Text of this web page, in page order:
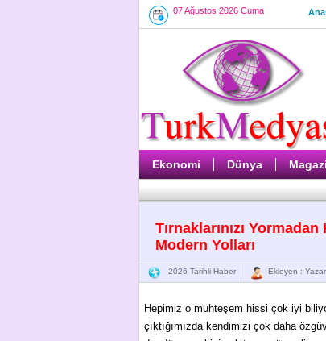
07 Ağustos 2026 Cuma
Ekonomi Dünya
Tırnaklarınızı
Modern Yolları
2026 Tarihli Haber Ekleyen : Yazar
Hepimiz o muhteşem hissi çok iyi
çıktığımızda kendimizi çok daha